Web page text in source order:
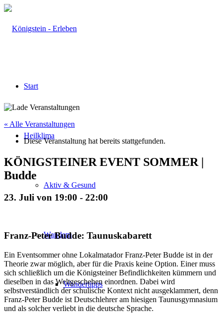
Start
Heilklima
Aktiv & Gesund
Wandern
Wandertipps
« Alle Veranstaltungen
Diese Veranstaltung hat bereits stattgefunden.
KÖNIGSTEINER EVENT SOMMER |
Budde
23. Juli von 19:00 - 22:00
Franz-Peter Budde: Taunuskabarett
Ein Eventsommer ohne Lokalmatador Franz-Peter Budde ist in der
Theorie zwar möglich, aber für die Praxis keine Option. Einer muss
sich schließlich um die Königsteiner Befindlichkeiten kümmern und
dieselben in das Weltgeschehen einordnen. Dabei wird
selbstverständlich der schulische Kontext nicht ausgeklammert, denn
Franz-Peter Budde ist Deutschlehrer am hiesigen Taunusgymnasium
und als solcher verliebt in die deutsche Sprache.